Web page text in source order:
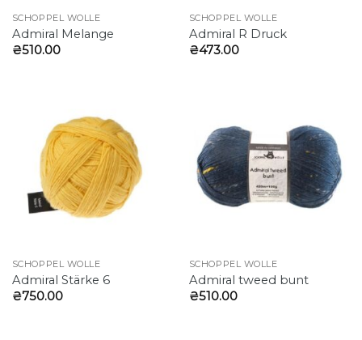
SCHOPPEL WOLLE
Admiral Melange
₴510.00
SCHOPPEL WOLLE
Admiral R Druck
₴473.00
SCHOPPEL WOLLE
Admiral Stärke 6
₴750.00
SCHOPPEL WOLLE
Admiral tweed bunt
₴510.00